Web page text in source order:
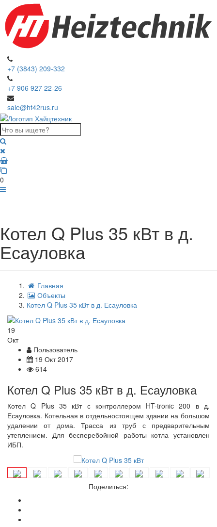
+7 (3843) 209-332
+7 906 927 22-26
sale@ht42rus.ru
0
Котел Q Plus 35 кВт в д.
Есауловка
Главная
Объекты
Котел Q Plus 35 кВт в д. Есауловка
19
Окт
Пользователь
19 Окт 2017
614
Котел Q Plus 35 кВт в д. Есауловка
Котел Q Plus 35 кВт с контроллером HT-tronic 200 в д.
Есауловка. Котельная в отдельностоящем здании на большом
удалении от дома. Трасса из труб с предварительным
утеплением. Для бесперебойной работы котла установлен
ИБП.
Поделиться: